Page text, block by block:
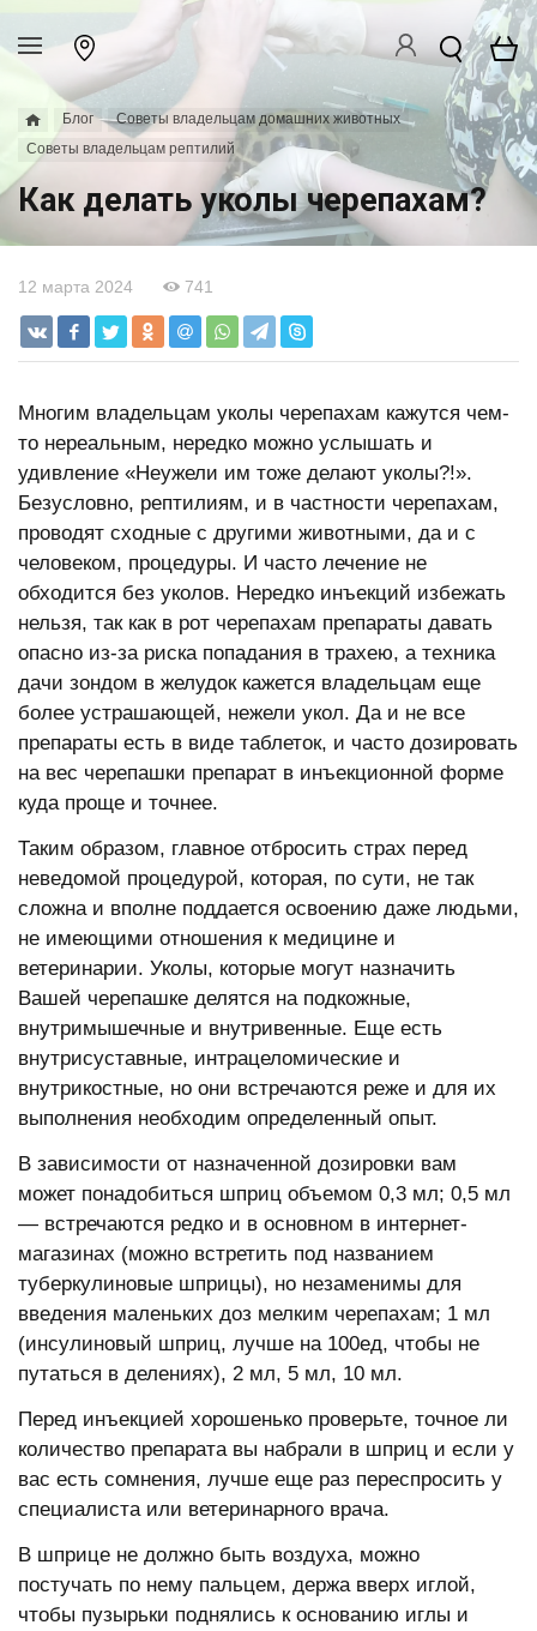
Блог
Советы владельцам домашних животных
Советы владельцам рептилий
Как делать уколы черепахам?
12 марта 2024 741
Многим владельцам уколы черепахам кажутся чем-
то нереальным, нередко можно услышать и
удивление «Неужели им тоже делают уколы?!».
Безусловно, рептилиям, и в частности черепахам,
проводят сходные с другими животными, да и с
человеком, процедуры. И часто лечение не
обходится без уколов. Нередко инъекций избежать
нельзя, так как в рот черепахам препараты давать
опасно из-за риска попадания в трахею, а техника
дачи зондом в желудок кажется владельцам еще
более устрашающей, нежели укол. Да и не все
препараты есть в виде таблеток, и часто дозировать
на вес черепашки препарат в инъекционной форме
куда проще и точнее.
Таким образом, главное отбросить страх перед
неведомой процедурой, которая, по сути, не так
сложна и вполне поддается освоению даже людьми,
не имеющими отношения к медицине и
ветеринарии. Уколы, которые могут назначить
Вашей черепашке делятся на подкожные,
внутримышечные и внутривенные. Еще есть
внутрисуставные, интрацеломические и
внутрикостные, но они встречаются реже и для их
выполнения необходим определенный опыт.
В зависимости от назначенной дозировки вам
может понадобиться шприц объемом 0,3 мл; 0,5 мл
— встречаются редко и в основном в интернет-
магазинах (можно встретить под названием
туберкулиновые шприцы), но незаменимы для
введения маленьких доз мелким черепахам; 1 мл
(инсулиновый шприц, лучше на 100ед, чтобы не
путаться в делениях), 2 мл, 5 мл, 10 мл.
Перед инъекцией хорошенько проверьте, точное ли
количество препарата вы набрали в шприц и если у
вас есть сомнения, лучше еще раз переспросить у
специалиста или ветеринарного врача.
В шприце не должно быть воздуха, можно
постучать по нему пальцем, держа вверх иглой,
чтобы пузырьки поднялись к основанию иглы и